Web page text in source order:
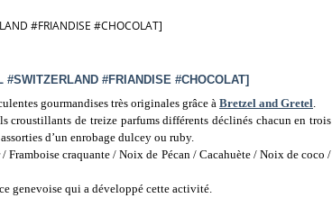
#FRIANDISE #CHOCOLAT]
#FRIANDISE #CHOCOLAT]
gourmandises très originales grâce à Bretzel and Gretel.
croustillants de treize parfums différents déclinés chacun en trois
d’un enrobage dulcey ou ruby.
Framboise craquante / Noix de Pécan / Cacahuète / Noix de coco /
genevoise qui a développé cette activité.